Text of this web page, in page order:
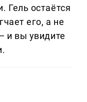
Гель остаётся
его, а не
и вы увидите